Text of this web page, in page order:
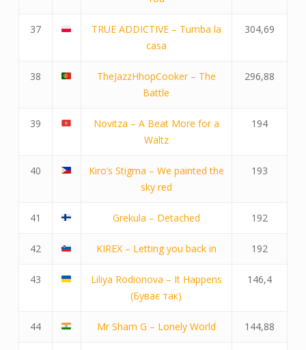
37
TRUE ADDICTIVE – Tumba la
casa
304,69
38
TheJazzHhopCooker – The
Battle
296,88
39
Novitza – A Beat More for a
Waltz
194
40
Kiro’s Stigma – We painted the
sky red
193
41 Grekula – Detached 192
42 KIREX – Letting you back in 192
43
Liliya Rodionova – It Happens
(Буває так)
146,4
44 Mr Sham G – Lonely World 144,88